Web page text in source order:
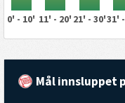
0' - 10' 11' - 20' 21' - 30'31'
Mål innsluppet